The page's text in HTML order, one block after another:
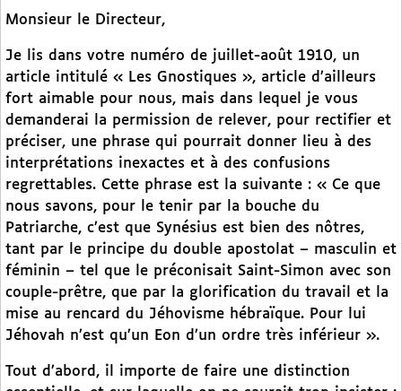
Monsieur le Directeur,
Je lis dans votre numéro de juillet-août 1910, un
article intitulé « Les Gnostiques », article d’ailleurs
fort aimable pour nous, mais dans lequel je vous
demanderai la permission de relever, pour rectifier et
préciser, une phrase qui pourrait donner lieu à des
interprétations inexactes et à des confusions
regrettables. Cette phrase est la suivante : « Ce que
nous savons, pour le tenir par la bouche du
Patriarche, c’est que Synésius est bien des nôtres,
tant par le principe du double apostolat – masculin et
féminin – tel que le préconisait Saint-Simon avec son
couple-prêtre, que par la glorification du travail et la
mise au rencard du Jéhovisme hébraïque. Pour lui
Jéhovah n’est qu’un Eon d’un ordre très inférieur ».
Tout d’abord, il importe de faire une distinction